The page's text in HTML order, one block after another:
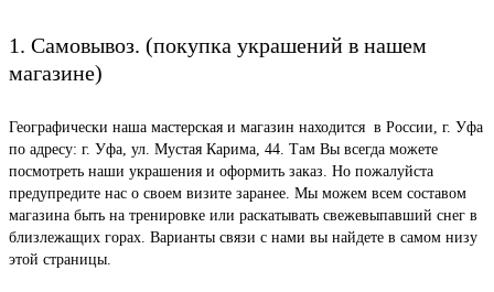
1. Самовывоз. (покупка украшений в нашем
магазине)
Географически наша мастерская и магазин находится в России, г. Уфа
по адресу: г. Уфа, ул. Мустая Карима, 44. Там Вы всегда можете
посмотреть наши украшения и оформить заказ. Но пожалуйста
предупредите нас о своем визите заранее. Мы можем всем составом
магазина быть на тренировке или раскатывать свежевыпавший снег в
близлежащих горах. Варианты связи с нами вы найдете в самом низу
этой страницы.